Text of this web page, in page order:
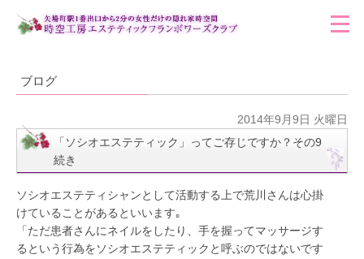
ブログ
2014年9月9日 火曜日
「ソシオエステティック」ってご存じですか？その9
続き
ソシオエステティシャンとして活動する上で荒川さんは心掛
けていることがあるといいます｡
「ただ患者さんにネイルをしたり、手を握ってマッサージす
るという行為をソシオエステティックと呼ぶのではないです